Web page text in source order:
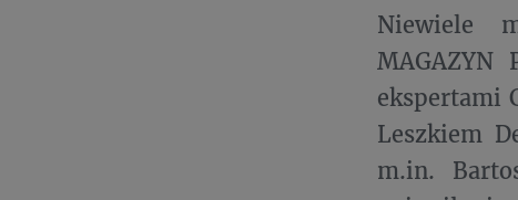
Niewiele
MAGAZYN
ekspertami
Leszkiem
m.in.